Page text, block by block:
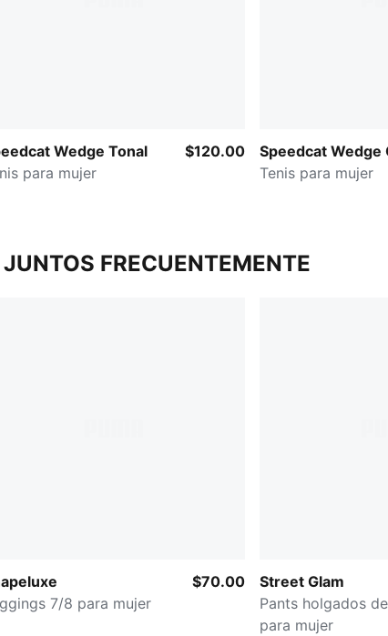
Wedge Tonal
para mujer
$120.00
Speedcat Wedge
Tenis para mujer
FRECUENTEMENTE
7/8 para mujer
$70.00
Street Glam
Pants holgados
para mujer